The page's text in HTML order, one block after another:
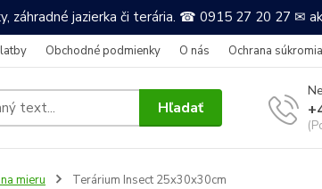
záhradné jazierka či terária. ☎ 0915 27 20 27 ✉
Obchodné podmienky O nás Ochrana súkromia
Hľadať
mieru Terárium Insect 25x30x30cm